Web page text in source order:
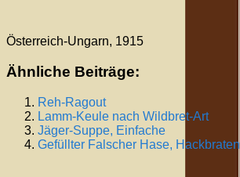
Österreich-Ungarn, 1915
Ähnliche Beiträge:
Reh-Ragout
Lamm-Keule nach Wildbret-Art
Jäger-Suppe, Einfache
Gefüllter Falscher Hase, Hackbraten